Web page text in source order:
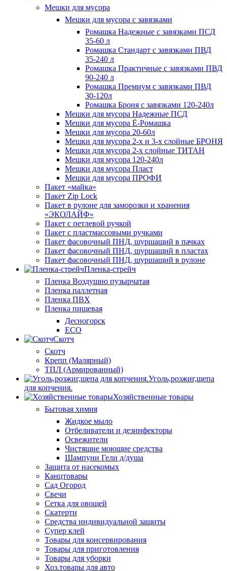
Мешки для мусора
Мешки для мусора с завязками
Ромашка Надежные с завязками ПСД
35-60 л
Ромашка Стандарт с завязками ПВД
35-240 л
Ромашка Практичные с завязками ПВД
90-240 л
Ромашка Премиум с завязками ПВД
30-120л
Ромашка Броня с завязками 120-240л
Мешки для мусора Надежные ПСД
Мешки для мусора Ё-Ромашка
Мешки для мусора 20-60л
Мешки для мусора 2-х и 3-х слойные БРОНЯ
Мешки для мусора 2-х слойные ТИТАН
Мешки для мусора 120-240л
Мешки для мусора Пласт
Мешки для мусора ПРОФИ
Пакет «майка»
Пакет Zip Lock
Пакет в рулоне для заморозки и хранения
«ЭКОЛАЙФ»
Пакет с петлевой ручкой
Пакет с пластмассовыми ручками
Пакет фасовочный ПНД, шуршащий в пачках
Пакет фасовочный ПНД, шуршащий в пластах
Пакет фасовочный ПНД, шуршащий в рулоне
Пленка-стрейч
Пленка Воздушно пузырчатая
Пленка паллетная
Пленка ПВХ
Пленка пищевая
Десногорск
ECO
Скотч
Скотч
Крепп (Малярный)
ТПЛ (Армированный)
Уголь,розжиг,щепа
для копчения.
Хозяйственные товары
Бытовая химия
Жидкое мыло
Отбеливатели и дезинфекторы
Освежители
Чистящие моющие средства
Шампуни Гели д/душа
Защита от насекомых
Канцтовары
Сад Огород
Свечи
Сетка для овощей
Скатерти
Средства индивидуальной защиты
Супер клей
Товары для консервирования
Товары для приготовления
Товары для уборки
Хоз.товары для авто